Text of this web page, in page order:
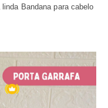
Bandana para cabelo